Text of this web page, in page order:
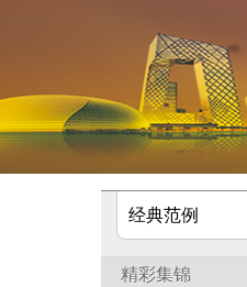
经典范例
精彩集锦